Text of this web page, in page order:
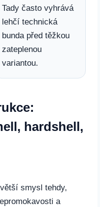
Tady často vyhrává
lehčí technická
bunda před těžkou
zateplenou
variantou.
hardshell,
smysl tehdy,
a